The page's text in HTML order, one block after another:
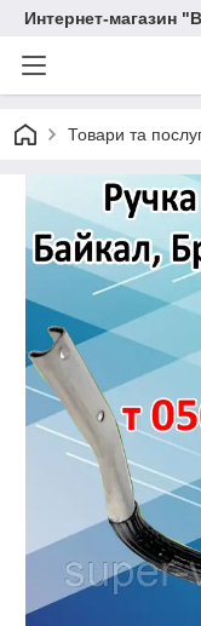
Интернет-магазин
Товари та